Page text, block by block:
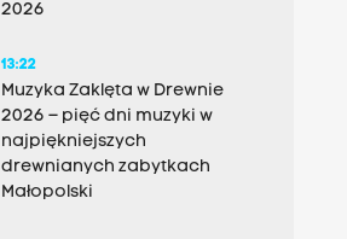
2026
13:22
Muzyka Zaklęta w Drewnie
2026 – pięć dni muzyki w
najpiękniejszych
drewnianych zabytkach
Małopolski